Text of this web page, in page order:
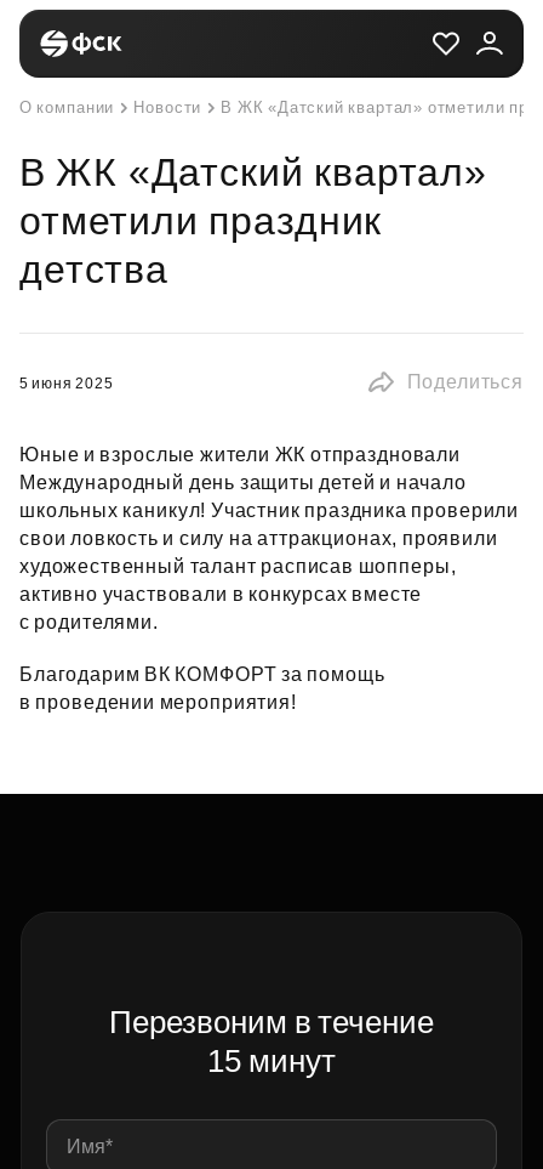
О компании Новости В ЖК «Датский квартал» отметили
В ЖК «Датский квартал»
отметили праздник
детства
5 июня 2025 Поделиться
Юные и взрослые жители ЖК отпраздновали
Международный день защиты детей и начало
школьных каникул! Участник праздника проверили
свои ловкость и силу на аттракционах, проявили
художественный талант расписав шопперы,
активно участвовали в конкурсах вместе
с родителями.
Благодарим ВК КОМФОРТ за помощь
в проведении мероприятия!
Перезвоним в течение
15 минут